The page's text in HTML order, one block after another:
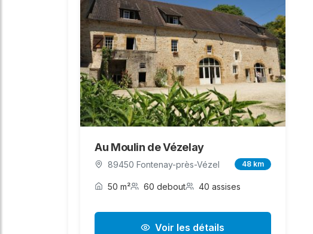
Au Moulin de Vézelay
89450 Fontenay-près-Vézel 48 km
50 m² 60 debout 40 assises
Voir les détails